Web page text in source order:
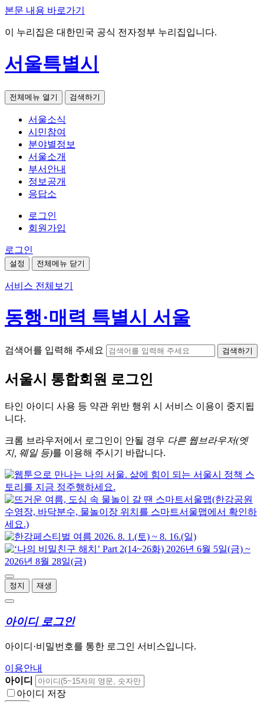
본문 내용 바로가기
이 누리집은 대한민국 공식 전자정부 누리집입니다.
서울특별시
전체메뉴 열기 검색하기
서울소식
시민참여
분야별정보
서울소개
부서안내
정보공개
응답소
로그인
회원가입
로그인
설정 전체메뉴 닫기
서비스 전체보기
동행·매력 특별시 서울
검색어를 입력해 주세요 검색하기
서울시 통합회원 로그인
타인 아이디 사용 등 약관 위반 행위 시 서비스 이용이 중지됩
니다.
크롬 브라우저에서 로그인이 안될 경우 다른 웹브라우저(엣
지, 웨일 등)를 이용해 주시기 바랍니다.
정지 재생
아이디 로그인
아이디·비밀번호를 통한 로그인 서비스입니다.
이용안내
아이디
아이디 저장